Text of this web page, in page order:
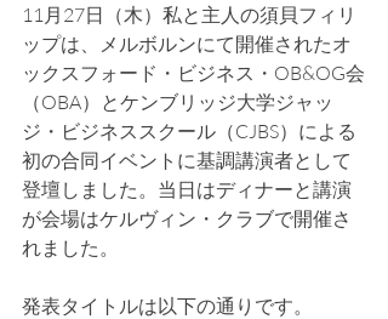
11月27日（木）私と主人の須貝フィリ
ップは、メルボルンにて開催されたオ
ックスフォード・ビジネス・OB&OG会
（OBA）とケンブリッジ大学ジャッ
ジ・ビジネススクール（CJBS）による
初の合同イベントに基調講演者として
登壇しました。当日はディナーと講演
が会場はケルヴィン・クラブで開催さ
れました。
発表タイトルは以下の通りです。